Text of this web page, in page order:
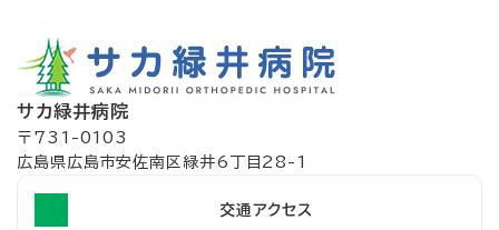
サカ緑井病院
〒731-0103
広島県広島市安佐南区緑井6丁目28-1
交通アクセス